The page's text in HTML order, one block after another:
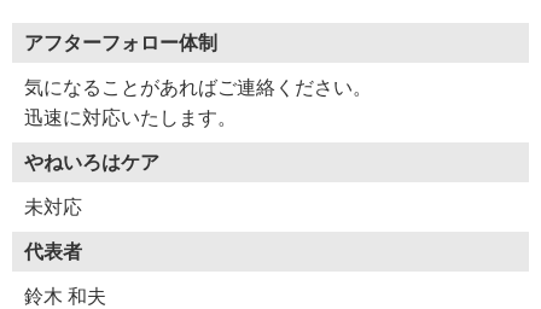
アフターフォロー体制
気になることがあればご連絡ください。
迅速に対応いたします。
やねいろはケア
未対応
代表者
鈴木 和夫